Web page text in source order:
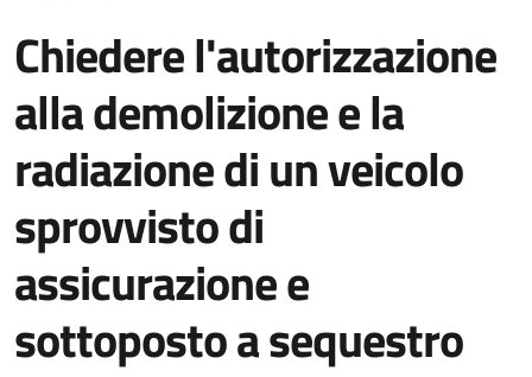
Chiedere l'autorizzazione
alla demolizione e la
radiazione di un veicolo
sprovvisto di
assicurazione e
sottoposto a sequestro